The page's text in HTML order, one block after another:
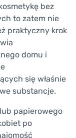
bez
to zatem nie
praktyczny krok
domu i
się właśnie
substancje.
papierowego
po